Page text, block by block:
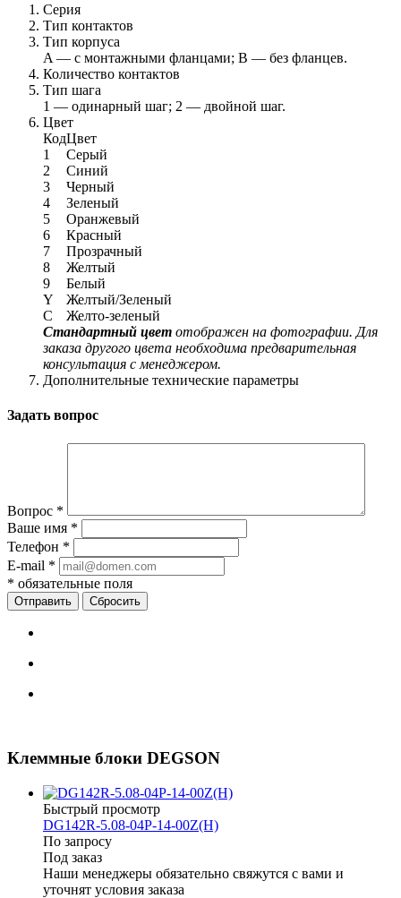
Серия
Тип контактов
Тип корпуса
A — с монтажными фланцами; B — без фланцев.
Количество контактов
Тип шага
1 — одинарный шаг; 2 — двойной шаг.
Цвет
КодЦвет
1
Серый
2
Синий
3
Черный
4
Зеленый
5
Оранжевый
6
Красный
7
Прозрачный
8
Желтый
9
Белый
Y
Желтый/Зеленый
C
Желто-зеленый
Стандартный цвет отображен на фотографии. Для
заказа другого цвета необходима предварительная
консультация с менеджером.
Дополнительные технические параметры
Задать вопрос
Вопрос *
Ваше имя *
Телефон *
E-mail *
* обязательные поля
Сбросить
Клеммные блоки DEGSON
Быстрый просмотр
DG142R-5.08-04P-14-00Z(H)
По запросу
Под заказ
Наши менеджеры обязательно свяжутся с вами и
уточнят условия заказа